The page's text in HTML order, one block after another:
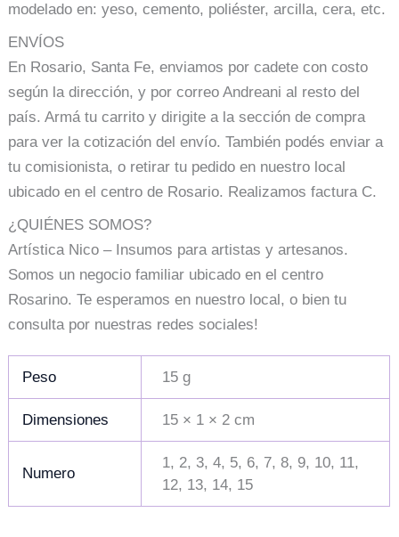
modelado en: yeso, cemento, poliéster, arcilla, cera, etc.
ENVÍOS
En Rosario, Santa Fe, enviamos por cadete con costo
según la dirección, y por correo Andreani al resto del
país. Armá tu carrito y dirigite a la sección de compra
para ver la cotización del envío. También podés enviar a
tu comisionista, o retirar tu pedido en nuestro local
ubicado en el centro de Rosario. Realizamos factura C.
¿QUIÉNES SOMOS?
Artística Nico – Insumos para artistas y artesanos.
Somos un negocio familiar ubicado en el centro
Rosarino. Te esperamos en nuestro local, o bien tu
consulta por nuestras redes sociales!
Peso 15 g
Dimensiones 15 × 1 × 2 cm
Numero
1, 2, 3, 4, 5, 6, 7, 8, 9, 10, 11,
12, 13, 14, 15